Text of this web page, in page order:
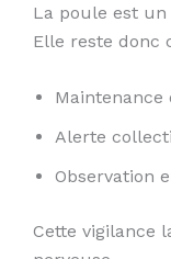
La poule est
Elle reste donc
Maintenance
Alerte
Observation
Cette vigilance